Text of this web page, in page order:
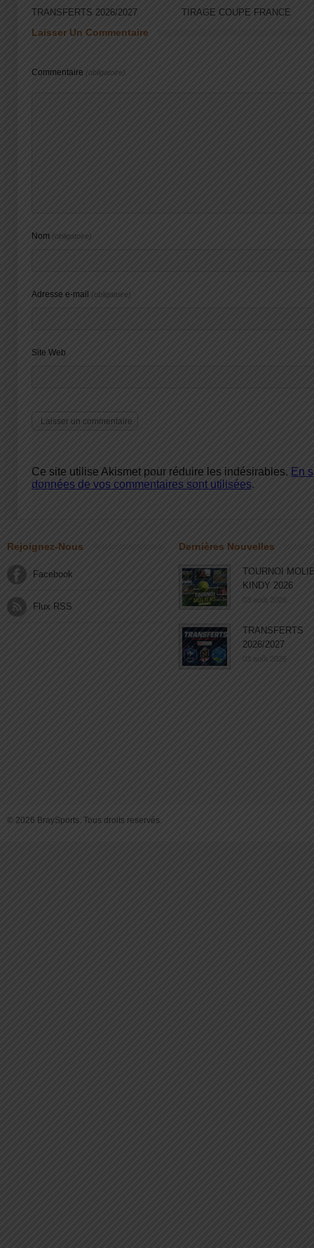
TRANSFERTS 2026/2027 TIRAGE COUPE FRANCE
Laisser Un Commentaire
Commentaire (obligatoire)
Nom (obligatoire)
Adresse e-mail (obligatoire)
Site Web
Ce site utilise Akismet pour réduire les indésirables. En
données de vos commentaires sont utilisées.
Rejoignez-Nous
Facebook
Flux RSS
Dernières Nouvelles
TOURNOI
KINDY 2026
03 août 2026
TRANSFERTS
2026/2027
03 août 2026
© 2026 BraySports. Tous droits reservés.